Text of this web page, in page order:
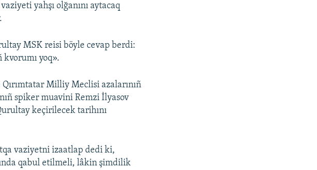
yahşı olğanını aytacaq
MSK reisi böyle cevap berdi:
kvorumı yoq».
Milliy Meclisi azalarınıñ
spiker muavini Remzi İlyasov
keçirilecek tarihını
vaziyetni izaatlap dedi ki,
qabul etilmeli, lâkin şimdilik